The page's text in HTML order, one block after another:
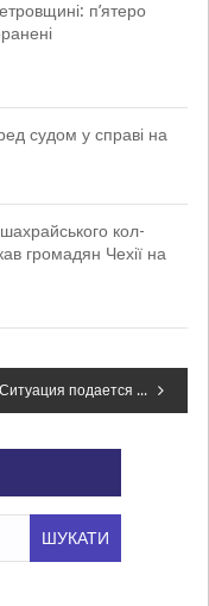
п’ятеро
судом у справі на
кол-
громадян Чехії на
“Ситуация подается в несколько искаженном виде”: Филатов прокомментировал закрытие “Шинника”, – ВИДЕО